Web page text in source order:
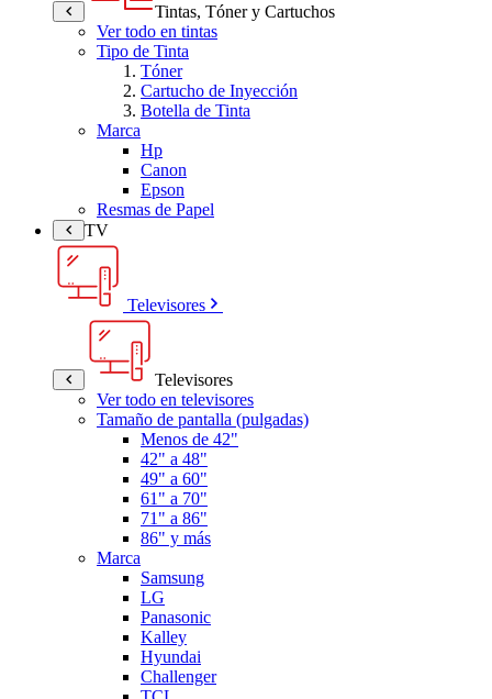
Tintas, Tóner y Cartuchos
Ver todo en tintas
Tipo de Tinta
Tóner
Cartucho de Inyección
Botella de Tinta
Marca
Hp
Canon
Epson
Resmas de Papel
TV
Televisores
Televisores
Ver todo en televisores
Tamaño de pantalla (pulgadas)
Menos de 42"
42" a 48"
49" a 60"
61" a 70"
71" a 86"
86" y más
Marca
Samsung
LG
Panasonic
Kalley
Hyundai
Challenger